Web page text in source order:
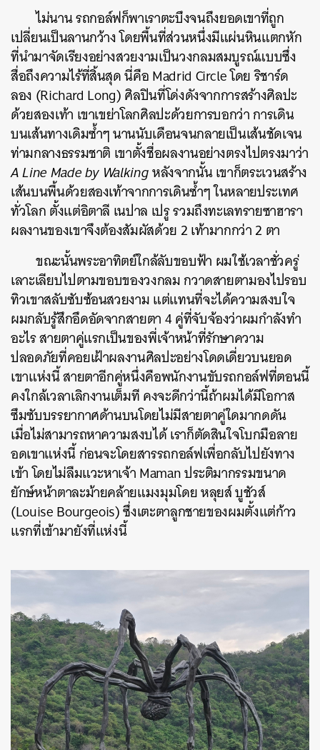
ไม่นาน รถกอล์ฟก็พาเราตะบึงจนถึงยอดเขาที่ถูก
เปลี่ยนเป็นลานกว้าง โดยพื้นที่ส่วนหนึ่งมีแผ่นหินแตกหัก
ที่นำมาจัดเรียงอย่างสวยงามเป็นวงกลมสมบูรณ์แบบซึ่ง
สื่อถึงความไร้ที่สิ้นสุด นี่คือ Madrid Circle โดย ริชาร์ด
ลอง (Richard Long) ศิลปินที่โด่งดังจากการสร้างศิลปะ
ด้วยสองเท้า เขาเขย่าโลกศิลปะด้วยการบอกว่า การเดิน
บนเส้นทางเดิมซ้ำๆ นานนับเดือนจนกลายเป็นเส้นชัดเจน
ท่ามกลางธรรมชาติ เขาตั้งชื่อผลงานอย่างตรงไปตรงมาว่า
A Line Made by Walkingหลังจากนั้น เขาก็ตระเวนสร้าง
เส้นบนพื้นด้วยสองเท้าจากการเดินซ้ำๆ ในหลายประเทศ
ทั่วโลก ตั้งแต่อิตาลี เนปาล เปรู รวมถึงทะเลทรายซาฮารา
ผลงานของเขาจึงต้องสัมผัสด้วย 2 เท้ามากกว่า 2 ตา
ขณะนั้นพระอาทิตย์ใกล้ลับขอบฟ้า ผมใช้เวลาชั่วครู่
เลาะเลียบไปตามขอบของวงกลม กวาดสายตามองไปรอบ
ทิวเขาสลับซับซ้อนสวยงาม แต่แทนที่จะได้ความสงบใจ
ผมกลับรู้สึกอึดอัดจากสายตา 4 คู่ที่จับจ้องว่าผมกำลังทำ
อะไร สายตาคู่แรกเป็นของพี่เจ้าหน้าที่รักษาความ
ปลอดภัยที่คอยเฝ้าผลงานศิลปะอย่างโดดเดี่ยวบนยอด
เขาแห่งนี้ สายตาอีกคู่หนึ่งคือพนักงานขับรถกอล์ฟที่ตอนนี้
คงใกล้เวลาเลิกงานเต็มที คงจะดีกว่านี้ถ้าผมได้มีโอกาส
ซึมซับบรรยากาศด้านบนโดยไม่มีสายตาคู่ใดมากดดัน
เมื่อไม่สามารถหาความสงบได้ เราก็ตัดสินใจโบกมือลาย
อดเขาแห่งนี้ ก่อนจะโดยสารรถกอล์ฟเพื่อกลับไปยังทาง
เข้า โดยไม่ลืมแวะหาเจ้า Maman ประติมากรรมขนาด
ยักษ์หน้าตาละม้ายคล้ายแมงมุมโดย หลุยส์ บูชัวส์
(Louise Bourgeois) ซึ่งเตะตาลูกชายของผมตั้งแต่ก้าว
แรกที่เข้ามายังที่แห่งนี้